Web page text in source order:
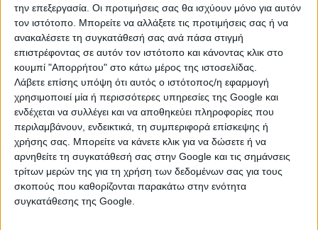
την επεξεργασία. Οι προτιμήσεις σας θα ισχύουν μόνο για αυτόν
τον ιστότοπο. Μπορείτε να αλλάξετε τις προτιμήσεις σας ή να
ανακαλέσετε τη συγκατάθεσή σας ανά πάσα στιγμή
επιστρέφοντας σε αυτόν τον ιστότοπο και κάνοντας κλικ στο
κουμπί "Απορρήτου" στο κάτω μέρος της ιστοσελίδας.
Λάβετε επίσης υπόψη ότι αυτός ο ιστότοπος/η εφαρμογή
χρησιμοποιεί μία ή περισσότερες υπηρεσίες της Google και
ενδέχεται να συλλέγει και να αποθηκεύει πληροφορίες που
περιλαμβάνουν, ενδεικτικά, τη συμπεριφορά επίσκεψης ή
χρήσης σας. Μπορείτε να κάνετε κλικ για να δώσετε ή να
αρνηθείτε τη συγκατάθεσή σας στην Google και τις σημάνσεις
τρίτων μερών της για τη χρήση των δεδομένων σας για τους
σκοπούς που καθορίζονται παρακάτω στην ενότητα
συγκατάθεσης της Google.
Το έργο προβλέπει την ενσωμάτωση της επιμήκους
παραποτάμιας διαδρομής και σύνδεσης του «Άλσους
Γουδέ» με τον αστικό ιστό της πόλης (τεχνικά έργα με
διαδρομές πεζών, ποδηλατόδρομο, νέους χώρους
στάθμευσης, φυτεύσεις νέων δέντρων και θάμνων για
αναζωογόνηση της χλωρίδας).
Αμέσως μετά την ολοκλήρωση των αναγκαίων
διαδικασιών, θα ξεκινήσει η υλοποίηση του έργου, με
το οποίο αναμένεται να επιτευχθεί ουσιαστική
αναβάθμιση και ανάδειξη της περιοχής, ώστε να
αποτελεί πόλο έλξης για τους κατοίκους και τους